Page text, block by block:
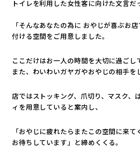
トイレを利用した女性客に向けた文言だ
「そんなあなたの為に おやじが喜ぶお
付ける空間をご用意しました。
ここだけはお一人の時間を大切に過ご
また、わいわいガヤガやおやじの相手を
店ではストッキング、爪切り、マスク、
ィを用意していると案内し、
「おやじに疲れたらまたこの空間に来て
お待ちしています」と締めくくる。